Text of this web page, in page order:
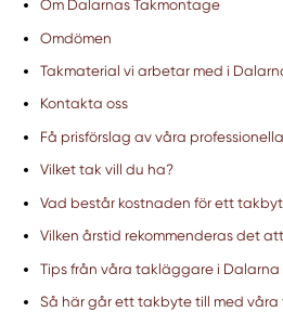
Om Dalarnas Takmontage
Omdömen
Takmaterial vi arbetar med i
Kontakta oss
Få prisförslag av våra
Vilket tak vill du ha?
Vad består kostnaden för ett
Vilken årstid rekommenderas det
Tips från våra takläggare i
Så här går ett takbyte till med